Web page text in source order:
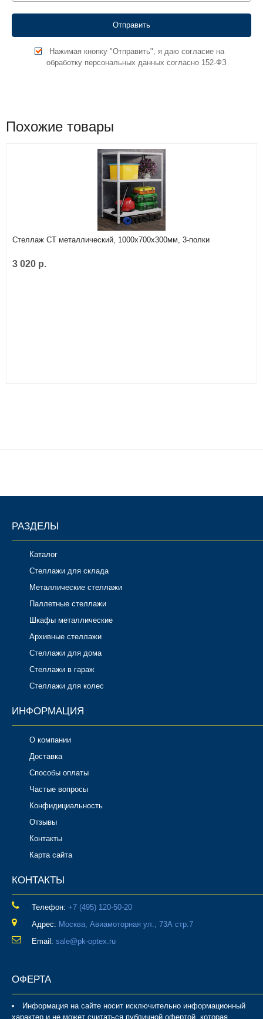
Нажимая кнопку "Отправить", я даю согласие на
обработку персональных данных согласно 152-ФЗ
Похожие товары
Стеллаж СТ металлический, 1000х700х300мм, 3-полки
3 020 р.
РАЗДЕЛЫ
Каталог
Стеллажи для склада
Металлические стеллажи
Паллетные стеллажи
Шкафы металлические
Архивные стеллажи
Стеллажи для дома
Стеллажи в гараж
Стеллажи для колес
ИНФОРМАЦИЯ
О компании
Доставка
Способы оплаты
Частые вопросы
Конфидициальность
Отзывы
Контакты
Карта сайта
КОНТАКТЫ
Телефон: ‎+7 (495) 120-50-20
Адрес: Москва, Авиамоторная ул., 73А стр.7
Email: sale@pk-optex.ru
ОФЕРТА
Информация на сайте носит исключительно информационный
характер и не может считаться публичной офертой, которая